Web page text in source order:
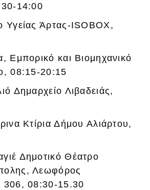
14:00
Υγείας Άρτας-ISOBOX,
Εμπορικό και Βιομηχανικό
08:15-20:15
Δημαρχείο Λιβαδειάς,
Κτίρια Δήμου Αλιάρτου,
Δημοτικό Θέατρο
Λεωφόρος
306, 08:30-15.30